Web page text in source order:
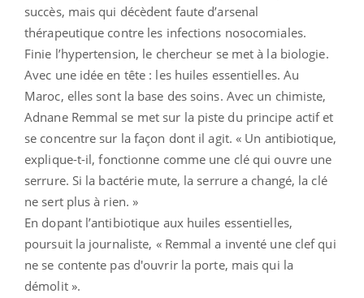
succès, mais qui décèdent faute d’arsenal
thérapeutique contre les infections nosocomiales.
Finie l’hypertension, le chercheur se met à la biologie.
Avec une idée en tête : les huiles essentielles. Au
Maroc, elles sont la base des soins. Avec un chimiste,
Adnane Remmal se met sur la piste du principe actif et
se concentre sur la façon dont il agit. « Un antibiotique,
explique-t-il, fonctionne comme une clé qui ouvre une
serrure. Si la bactérie mute, la serrure a changé, la clé
ne sert plus à rien. »
En dopant l’antibiotique aux huiles essentielles,
poursuit la journaliste, « Remmal a inventé une clef qui
ne se contente pas d'ouvrir la porte, mais qui la
démolit ».